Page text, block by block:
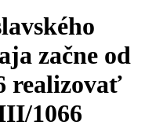
začne od
realizovať
1066